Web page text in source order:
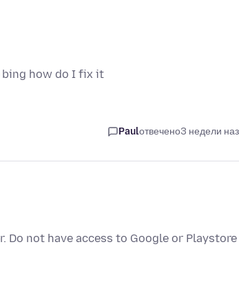
bing how do I fix it
Paulотвечено3 недели
not have access to Google or Playstore